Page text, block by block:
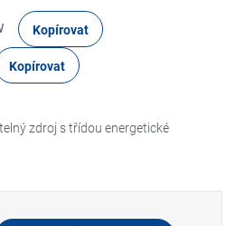
Kopírovat
Kopírovat
zdroj s třídou energetické